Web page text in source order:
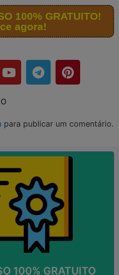
100% GRATUITO!
agora!
para publicar um comentário.
100% GRATUITO
Útil para: Faculdades;
Aperfeiçoamento,
MAIS